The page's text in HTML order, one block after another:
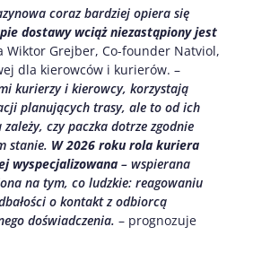
coraz bardziej opiera się
dostawy wciąż niezastąpiony jest
Wiktor Grejber, Co-founder Natviol,
dla kierowców i kurierów. –
kurierzy i kierowcy, korzystają
planujących trasy, ale to od ich
czy paczka dotrze zgodnie
stanie. W 2026 roku rola kuriera
wyspecjalizowana – wspierana
na tym, co ludzkie: reagowaniu
o kontakt z odbiorcą
doświadczenia. – prognozuje